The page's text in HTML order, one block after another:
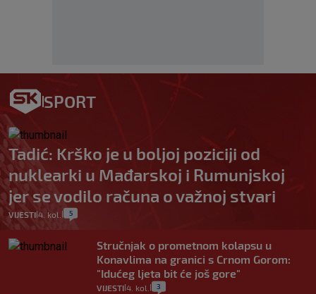
SPORT
Tadić: Krško je u boljoj poziciji od
nuklearki u Mađarskoj i Rumunjskoj
jer se vodilo računa o važnoj stvari
VIJESTI|4. kol. 5
Stručnjak o prometnom kolapsu u
Konavlima na granici s Crnom Gorom:
"Idućeg ljeta bit će još gore"
VIJESTI 4. kol. 3